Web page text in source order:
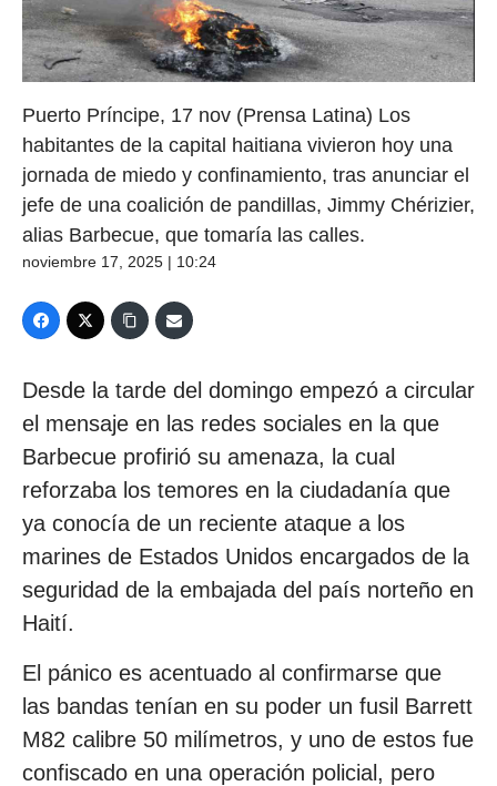
Puerto Príncipe, 17 nov (Prensa Latina) Los
habitantes de la capital haitiana vivieron hoy una
jornada de miedo y confinamiento, tras anunciar el
jefe de una coalición de pandillas, Jimmy Chérizier,
alias Barbecue, que tomaría las calles.
noviembre 17, 2025 | 10:24
Desde la tarde del domingo empezó a circular
el mensaje en las redes sociales en la que
Barbecue profirió su amenaza, la cual
reforzaba los temores en la ciudadanía que
ya conocía de un reciente ataque a los
marines de Estados Unidos encargados de la
seguridad de la embajada del país norteño en
Haití.
El pánico es acentuado al confirmarse que
las bandas tenían en su poder un fusil Barrett
M82 calibre 50 milímetros, y uno de estos fue
confiscado en una operación policial, pero